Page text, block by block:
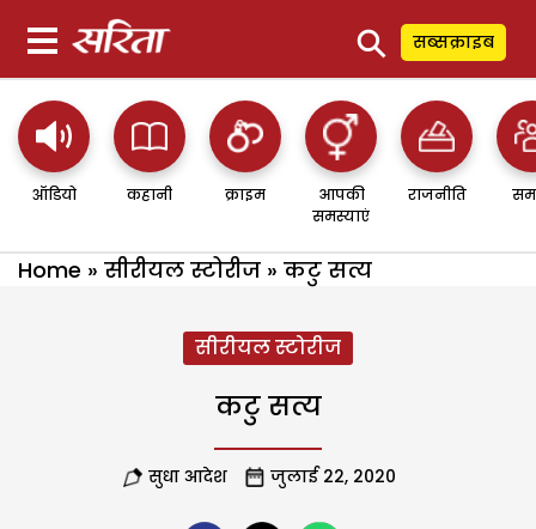
⚲ सब्सक्राइब
ऑडियो कहानी क्राइम
आपकी
समस्याएं
राजनीति
Home » सीरीयल स्टोरीज » कटु सत्य
सीरीयल स्टोरीज
कटु सत्य
सुधा आदेश जुलाई 22, 2020